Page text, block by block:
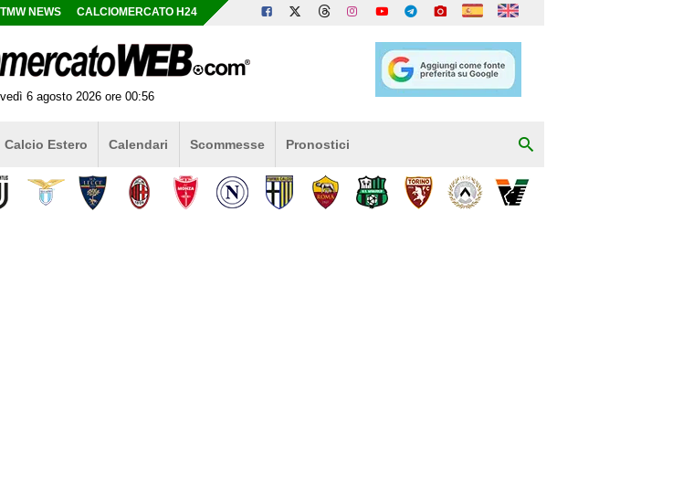
TMW NEWS CALCIOMERCATO H24
6 agosto 2026 ore 00:56
Calcio Estero Calendari Scommesse Pronostici